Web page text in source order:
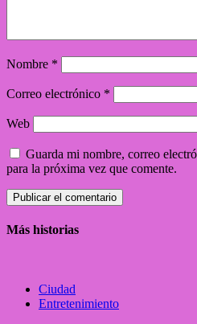
Nombre *
Correo electrónico *
Web
Guarda mi nombre, correo
para la próxima vez que comente.
Más historias
Ciudad
Entretenimiento